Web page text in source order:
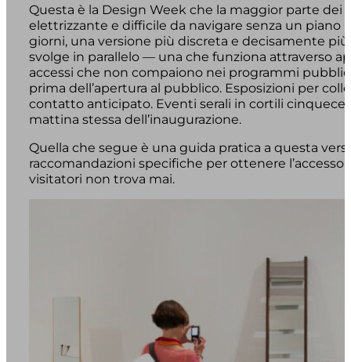
Questa è la Design Week che la maggior parte dei
elettrizzante e difficile da navigare senza un piano
giorni, una versione più discreta e decisamente
svolge in parallelo — una che funziona attraverso
accessi che non compaiono nei programmi
prima dell’apertura al pubblico. Esposizioni per
contatto anticipato. Eventi serali in cortili
mattina stessa dell’inaugurazione.
Quella che segue è una guida pratica a questa
raccomandazioni specifiche per ottenere
visitatori non trova mai.